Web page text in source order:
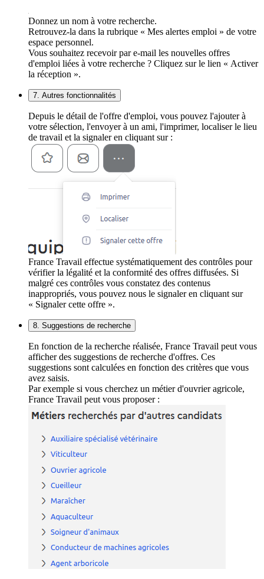
Donnez un nom à votre recherche.
Retrouvez-la dans la rubrique « Mes alertes emploi » de votre
espace personnel.
Vous souhaitez recevoir par e-mail les nouvelles offres
d'emploi liées à votre recherche ? Cliquez sur le lien « Activer
la réception ».
7. Autres fonctionnalités
Depuis le détail de l'offre d'emploi, vous pouvez l'ajouter à
votre sélection, l'envoyer à un ami, l'imprimer, localiser le lieu
de travail et la signaler en cliquant sur :
France Travail effectue systématiquement des contrôles pour
vérifier la légalité et la conformité des offres diffusées. Si
malgré ces contrôles vous constatez des contenus
inappropriés, vous pouvez nous le signaler en cliquant sur
« Signaler cette offre ».
8. Suggestions de recherche
En fonction de la recherche réalisée, France Travail peut vous
afficher des suggestions de recherche d'offres. Ces
suggestions sont calculées en fonction des critères que vous
avez saisis.
Par exemple si vous cherchez un métier d'ouvrier agricole,
France Travail peut vous proposer :